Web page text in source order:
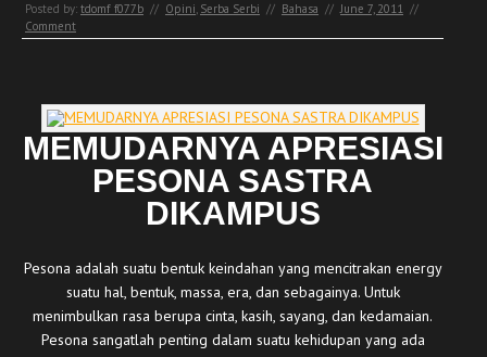
Posted by: tdomf_f077b // Opini, Serba Serbi // Bahasa // June 7, 2011 //
Comment
MEMUDARNYA APRESIASI
PESONA SASTRA
DIKAMPUS
Pesona adalah suatu bentuk keindahan yang mencitrakan energy
suatu hal, bentuk, massa, era, dan sebagainya. Untuk
menimbulkan rasa berupa cinta, kasih, sayang, dan kedamaian.
Pesona sangatlah penting dalam suatu kehidupan yang ada